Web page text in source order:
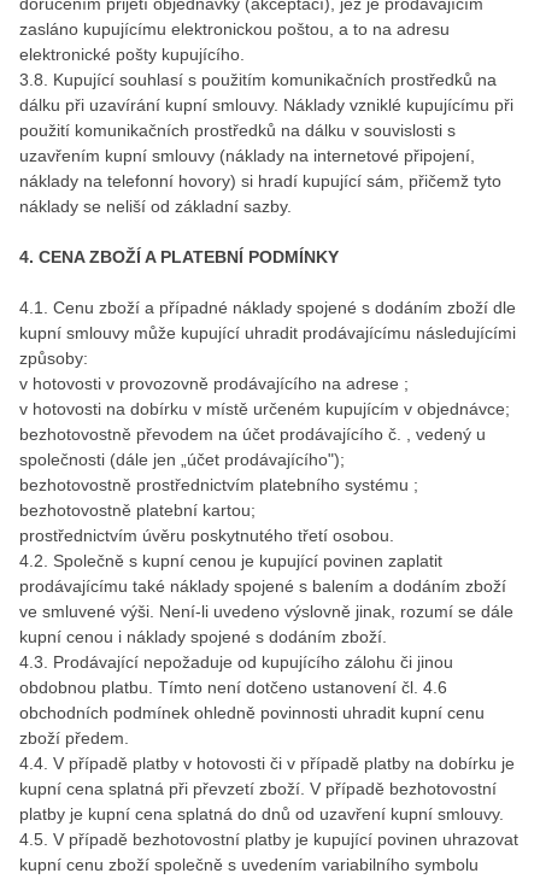
zasláno kupujícímu elektronickou poštou, a to na adresu
elektronické pošty kupujícího.
3.8. Kupující souhlasí s použitím komunikačních prostředků na
dálku při uzavírání kupní smlouvy. Náklady vzniklé kupujícímu při
použití komunikačních prostředků na dálku v souvislosti s
uzavřením kupní smlouvy (náklady na internetové připojení,
náklady na telefonní hovory) si hradí kupující sám, přičemž tyto
náklady se neliší od základní sazby.
4. CENA ZBOŽÍ A PLATEBNÍ PODMÍNKY
4.1. Cenu zboží a případné náklady spojené s dodáním zboží dle
kupní smlouvy může kupující uhradit prodávajícímu následujícími
způsoby:
v hotovosti v provozovně prodávajícího na adrese ;
v hotovosti na dobírku v místě určeném kupujícím v objednávce;
bezhotovostně převodem na účet prodávajícího č. , vedený u
společnosti (dále jen „účet prodávajícího");
bezhotovostně prostřednictvím platebního systému ;
bezhotovostně platební kartou;
prostřednictvím úvěru poskytnutého třetí osobou.
4.2. Společně s kupní cenou je kupující povinen zaplatit
prodávajícímu také náklady spojené s balením a dodáním zboží
ve smluvené výši. Není-li uvedeno výslovně jinak, rozumí se dále
kupní cenou i náklady spojené s dodáním zboží.
4.3. Prodávající nepožaduje od kupujícího zálohu či jinou
obdobnou platbu. Tímto není dotčeno ustanovení čl. 4.6
obchodních podmínek ohledně povinnosti uhradit kupní cenu
zboží předem.
4.4. V případě platby v hotovosti či v případě platby na dobírku je
kupní cena splatná při převzetí zboží. V případě bezhotovostní
platby je kupní cena splatná do dnů od uzavření kupní smlouvy.
4.5. V případě bezhotovostní platby je kupující povinen uhrazovat
kupní cenu zboží společně s uvedením variabilního symbolu